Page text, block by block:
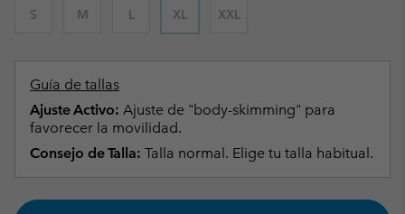
S M L XL XXL
Guía de tallas
Ajuste Activo: Ajuste de "body-skimming" para
favorecer la movilidad.
Consejo de Talla: Talla normal. Elige tu talla habitual.